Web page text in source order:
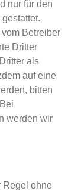
nur für den
Betreiber
Dritter
als
auf eine
bitten
werden wir
Regel ohne